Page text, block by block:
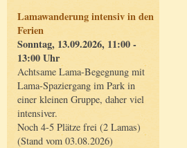
Lamawanderung intensiv in den
Ferien
Sonntag, 13.09.2026, 11:00 -
13:00 Uhr
Achtsame Lama-Begegnung mit
Lama-Spaziergang im Park in
einer kleinen Gruppe, daher viel
intensiver.
Noch 4-5 Plätze frei (2 Lamas)
(Stand vom 03.08.2026)